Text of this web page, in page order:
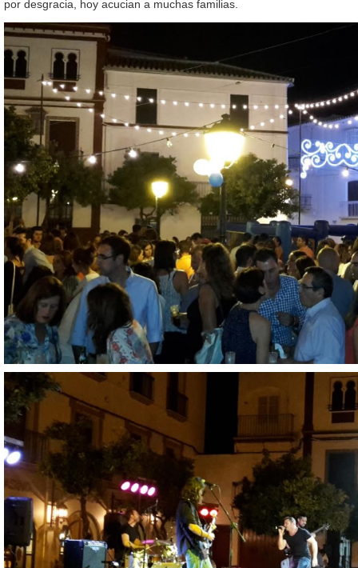
por desgracia, hoy acucian a muchas familias.